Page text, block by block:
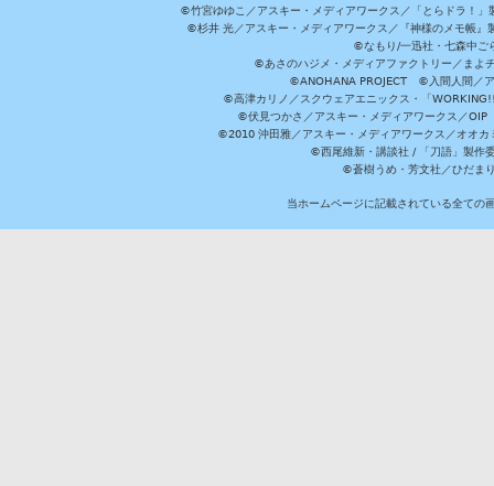
©竹宮ゆゆこ／アスキー・メディアワークス／「とらドラ！
©杉井 光／アスキー・メディアワークス／『神様のメモ帳
©なもり/一迅社・七森中
©あさのハジメ・メディアファクトリー／ま
©ANOHANA PROJECT ©入間人間／ア
©高津カリノ／スクウェアエニックス・「
©伏見つかさ／アスキー・メディアワークス／
©2010 沖田雅／アスキー・メディアワークス／オオ
©西尾維新・講談社 / 「刀語」製作
©蒼樹うめ・芳文社／ひだま
当ホームページに記載されている全ての